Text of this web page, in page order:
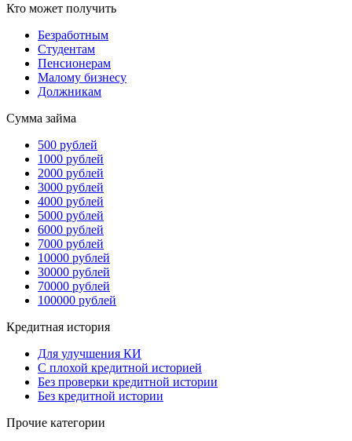
Кто может получить
Безработным
Студентам
Пенсионерам
Малому бизнесу
Должникам
Сумма займа
500 рублей
1000 рублей
2000 рублей
3000 рублей
4000 рублей
5000 рублей
6000 рублей
7000 рублей
10000 рублей
30000 рублей
70000 рублей
100000 рублей
Кредитная история
Для улучшения КИ
С плохой кредитной историей
Без проверки кредитной истории
Без кредитной истории
Прочие категории